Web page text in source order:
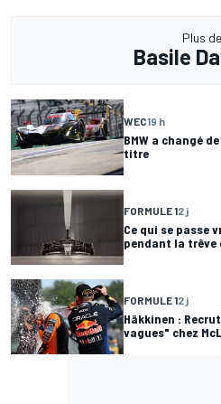
Plus de
Basile
WEC19 h
BMW a changé
titre
FORMULE 12 j
Ce qui se passe
pendant la trêve
FORMULE 12 j
Häkkinen :
vagues" chez